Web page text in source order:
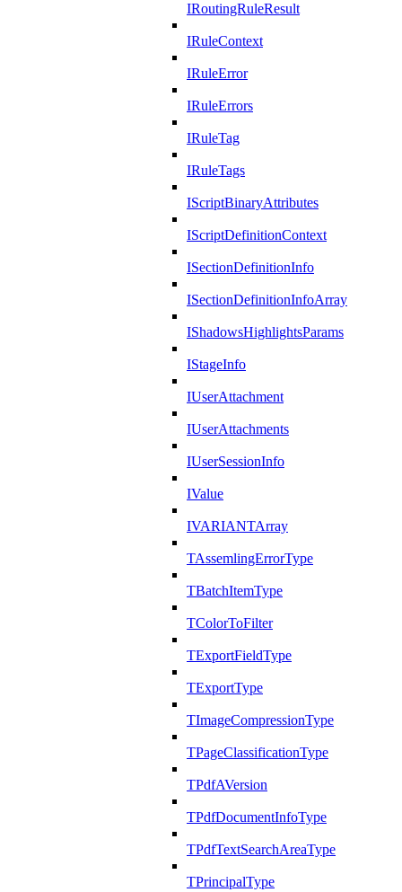
IRoutingRuleResult
IRuleContext
IRuleError
IRuleErrors
IRuleTag
IRuleTags
IScriptBinaryAttributes
IScriptDefinitionContext
ISectionDefinitionInfo
ISectionDefinitionInfoArray
IShadowsHighlightsParams
IStageInfo
IUserAttachment
IUserAttachments
IUserSessionInfo
IValue
IVARIANTArray
TAssemlingErrorType
TBatchItemType
TColorToFilter
TExportFieldType
TExportType
TImageCompressionType
TPageClassificationType
TPdfAVersion
TPdfDocumentInfoType
TPdfTextSearchAreaType
TPrincipalType